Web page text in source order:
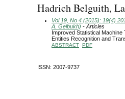
Hadrich Belguith,
Vol 19, No 4 (2015): 19(4)
A. Gelbukh) - Articles
Improved Statistical
Entities Recognition and
ABSTRACT PDF
ISSN: 2007-9737